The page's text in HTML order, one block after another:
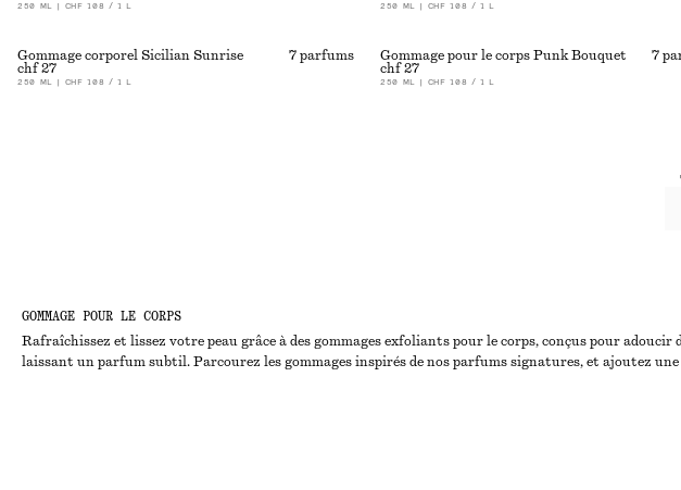
GOMMAGE POUR LE CORPS
Rafraîchissez et lissez votre peau grâce à des gommages exfoliants pour le corps, conçus pour
laissant un parfum subtil. Parcourez les gommages inspirés de nos parfums signatures, et ajoutez
250 ML | CHF 108 / 1 L 250 ML | CHF 108 / 1 L
Gommage corporel Sicilian Sunrise
chf 27
250 ML | CHF 108 / 1 L
7 parfums
Gommage pour le corps Punk Bouquet
chf 27
250 ML | CHF 108 / 1 L
7